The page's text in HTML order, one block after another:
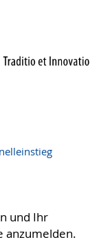
und Ihr
anzumelden.